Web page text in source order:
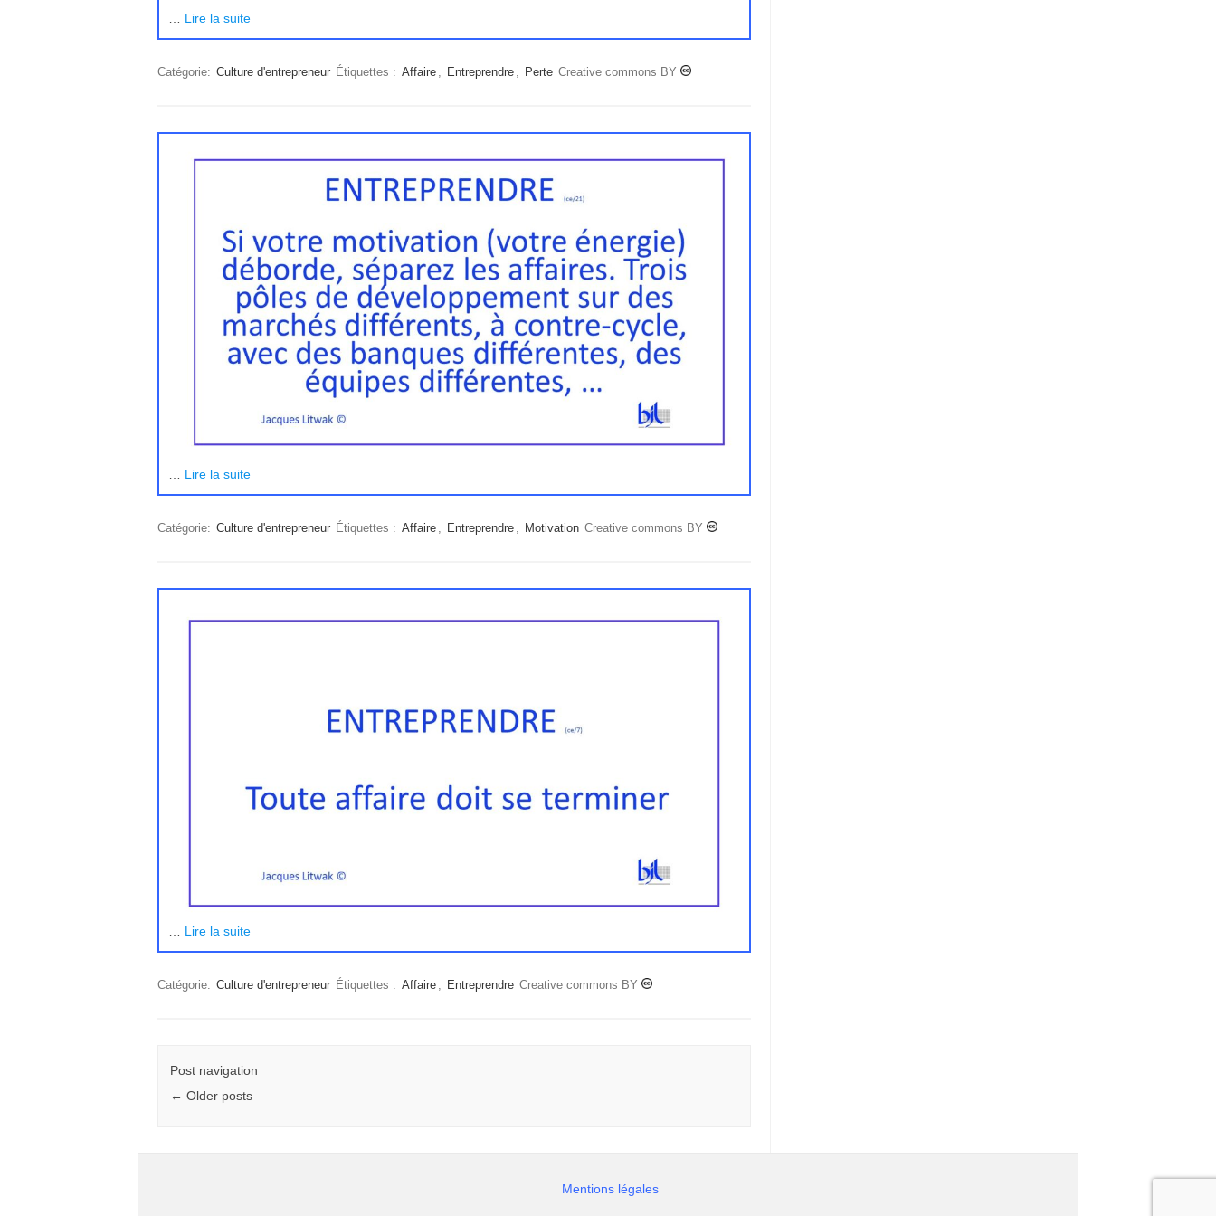
Lire la suite
Catégorie: Culture d'entrepreneur Étiquettes : Affaire Entreprendre Perte Creative commons BY
Lire la suite
Catégorie: Culture d'entrepreneur Étiquettes : Affaire , Entreprendre , Motivation Creative commons BY
Lire la suite
Catégorie: Culture d'entrepreneur Étiquettes : Affaire Entreprendre Creative commons BY
Post navigation
← Older posts
Mentions légales